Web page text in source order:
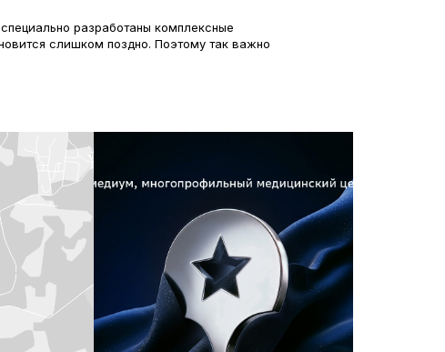
разработаны комплексные
слишком поздно. Поэтому так важно